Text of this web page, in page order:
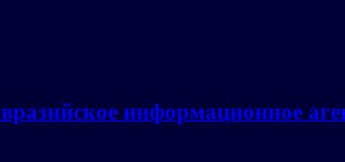
информационное